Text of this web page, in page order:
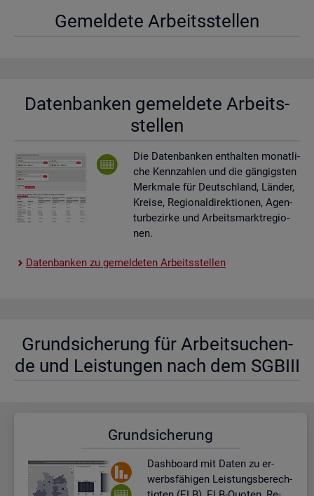
Ge­mel­de­te Ar­beits­stel­len
Da­ten­ban­ken ge­mel­de­te Ar­beits­
stel­len
Die Da­ten­ban­ken ent­hal­ten mo­nat­li­
che Kenn­zah­len und die gän­gigs­ten
Merk­ma­le für Deutsch­land, Län­der,
Krei­se, Re­gio­nal­di­rek­tio­nen, Agen­
tur­be­zir­ke und Ar­beits­markt­re­gio­
nen.
Da­ten­ban­ken zu ge­mel­de­ten Ar­beits­stel­len
Grund­si­che­rung für Ar­beit­su­chen­
de und Leis­tun­gen nach dem SGBIII
Grund­si­che­rung
Dash­board mit Daten zu er­
werbs­fä­hi­gen Leis­tungs­be­rech­